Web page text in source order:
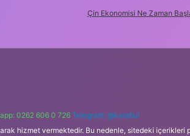
Çin Ekonomisi Ne Zaman
0262 606 0 726 Telegram: @karabul
hizmet vermektedir. Bu nedenle, sitedeki